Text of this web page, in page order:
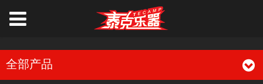
全部产品